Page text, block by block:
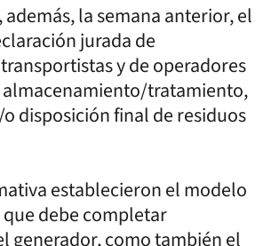
además, la semana anterior, el
jurada de
y de operadores
almacenamiento/tratamiento,
disposición final de residuos
establecieron el modelo
debe completar
generador, como también el